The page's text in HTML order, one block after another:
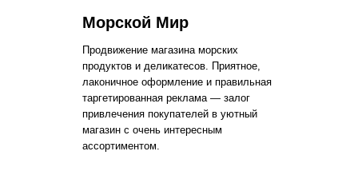
Продвижение магазина морских
продуктов и деликатесов. Приятное,
лаконичное оформление и правильная
таргетированная реклама — залог
привлечения покупателей в уютный
магазин с очень интересным
ассортиментом.
Морской Мир